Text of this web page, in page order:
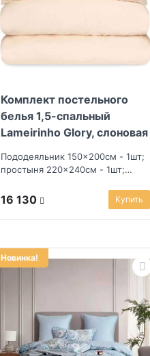
Комплект постельного
белья 1,5-спальный
Lameirinho Glory, слоновая
Пододеяльник 150x200см - 1шт;
простыня 220x240см - 1шт;
16 130 Купить
Новинка!